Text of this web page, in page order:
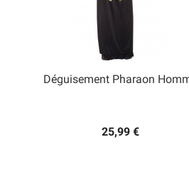
Déguisement Pharaon
25,99 €